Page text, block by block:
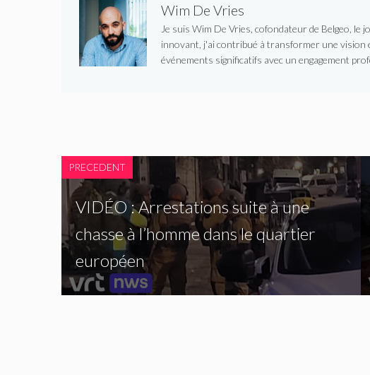
Wim De Vries
Je suis Wim De Vries, cofondateur de Belgeo, le
innovant, j'ai contribué à transformer une
événements significatifs avec un engagement
PRECEDENT
VIDÉO : Arrestations suite à une
chasse à l’homme dans le quartier
européen